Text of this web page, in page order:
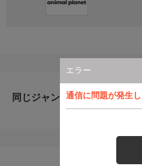
エラー
通信に問題が発生
同じジャンルのおすすめ番組